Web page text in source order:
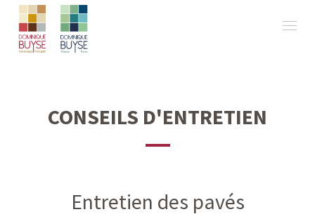
CONSEILS D'ENTRETIEN
Entretien des pavés